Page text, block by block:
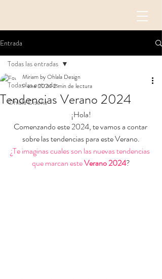
Entrada
Todas las entradas
Ohlala Diseña
Todas las entradas
Tendencias Verano 2024
Miriam by Ohlala Design
9 ene 20242 min de lectura
¡Hola!
Comenzando este 2024, te vamos a contar
sobre las tendencias para este Verano.
¿Te imaginas cuales son las nuevas tendencias
que marcan este Verano 2024?